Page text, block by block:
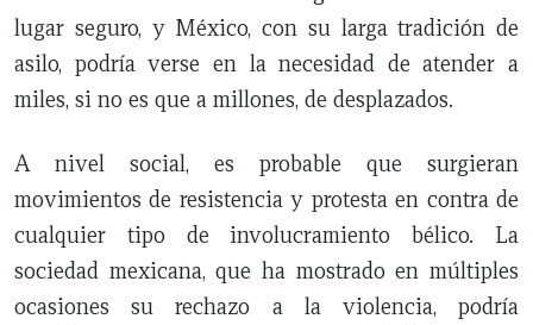
lugar seguro, y México, con su larga tradición de
asilo, podría verse en la necesidad de atender a
miles, si no es que a millones, de desplazados.
A nivel social, es probable que surgieran
movimientos de resistencia y protesta en contra de
cualquier tipo de involucramiento bélico. La
sociedad mexicana, que ha mostrado en múltiples
ocasiones su rechazo a la violencia, podría